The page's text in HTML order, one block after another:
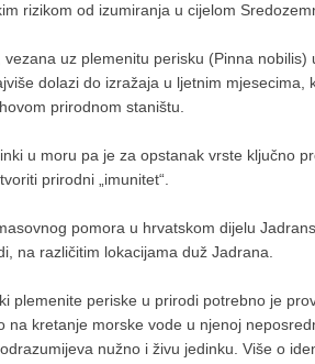
rizikom od izumiranja u cijelom
vezana uz plemenitu perisku (Pinna
dolazi do izražaja u ljetnim mjesecima,
prirodnom staništu.
u moru pa je za opstanak vrste ključno
prirodni „imunitet“.
pomora u hrvatskom dijelu
na različitim lokacijama duž Jadrana.
plemenite periske u prirodi potrebno je
na kretanje morske vode u njenoj
nužno i živu jedinku. Više o